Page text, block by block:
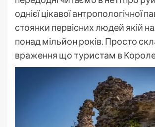
однієї цікавої антропологічної
стоянки первісних людей якій
понад мільйон років. Просто
враження що туристам в